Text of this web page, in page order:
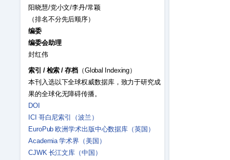
阳晓慧/党小文/李丹/常颖
（排名不分先后顺序）
编委
编委会助理
封红伟
索引 / 检索 /存档（Global Indexing）
本刊入选以下全球权威数据库，致力于研究成
果的全球化无障碍传播。
DOI
ICI 哥白尼索引（波兰）
EuroPub 欧洲学术出版中心数据库（英国）
Academia 学术界（美国）
CJWK 长江文库（中国）